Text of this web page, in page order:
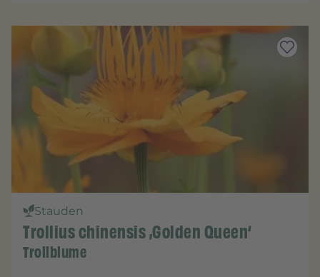
Stauden
Trollius chinensis ‚Golden Queen‘
Trollblume